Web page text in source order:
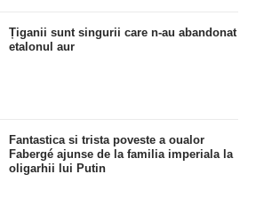
Țiganii sunt singurii care n-au abandonat
etalonul aur
Fantastica si trista poveste a oualor
Fabergé ajunse de la familia imperiala la
oligarhii lui Putin